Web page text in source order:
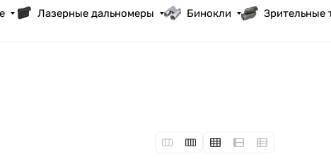
Лазерные дальномеры Бинокли Зрительные